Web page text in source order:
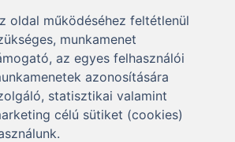
oldal működéséhez feltétlenül
munkamenet
az egyes felhasználói
azonosítására
statisztikai valamint
célú sütiket (cookies)
09-883770 (Fővárosi
Bank, 10700581-
szám: